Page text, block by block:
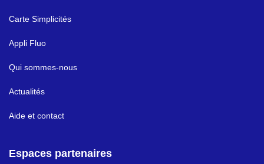
Carte Simplicités
Appli Fluo
Qui sommes-nous
Actualités
Aide et contact
Espaces partenaires